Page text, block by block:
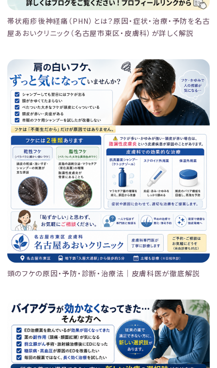
帯状疱疹後神経痛（PHN）とは？原因・症状・治療・予防を名古
屋あおいクリニック（名古屋市東区・皮膚科）が詳しく解説
頭のフケの原因・予防・診断・治療法｜皮膚科医が徹底解説